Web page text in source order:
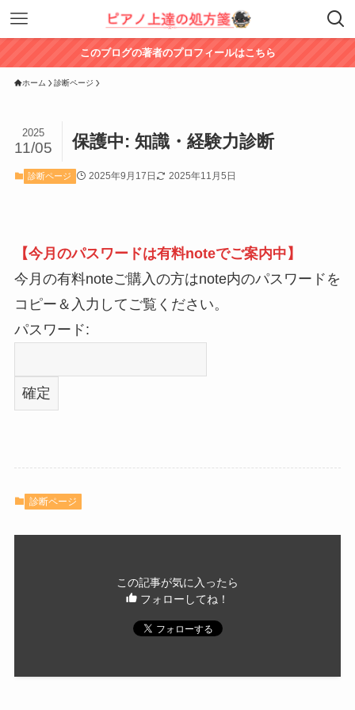
このブログの著者のプロフィールはこちら
ホーム 診断ページ
保護中: 知識・経験力診断
2025
11/05
診断ページ 2025年9月17日 2025年11月5日
【今月のパスワードは有料noteでご案内中】
今月の有料noteご購入の方はnote内のパスワードを
コピー＆入力してご覧ください。
パスワード:
診断ページ
この記事が気に入ったら
フォローしてね！